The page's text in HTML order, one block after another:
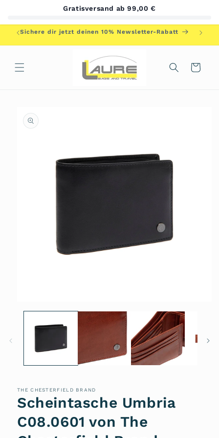
Sichere dir jetzt deinen 10% Newsletter-Rabatt
Warenkorb
THE CHESTERFIELD BRAND
Scheintasche Umbria
C08.0601 von The
Gratisversand ab 99,00 €